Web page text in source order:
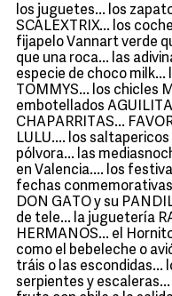
los juguetes... los
SCALEXTRIX... los
fijapelo Vannart verde
que una roca... las
especie de choco milk...
TOMMYS... los chicles
embotellados
CHAPARRITAS...
LULU.... los
pólvora... las
en Valencia.... los
fechas
DON GATO y su
de tele... la juguetería
HERMANOS... el
como el bebeleche o
tráis o las escondidas...
serpientes y